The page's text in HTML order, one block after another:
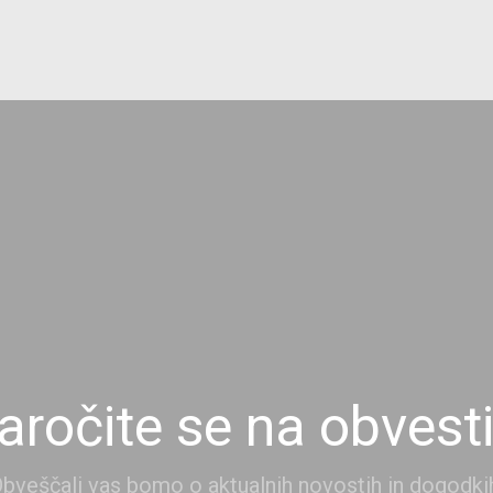
se na
vas bomo o aktualnih novostih in